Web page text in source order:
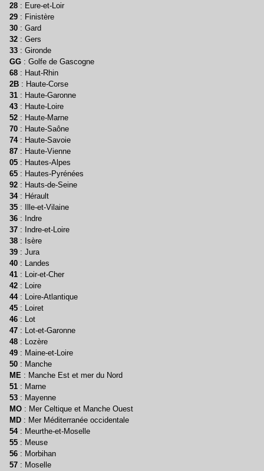
28 : Eure-et-Loir
29 : Finistère
30 : Gard
32 : Gers
33 : Gironde
GG : Golfe de Gascogne
68 : Haut-Rhin
2B : Haute-Corse
31 : Haute-Garonne
43 : Haute-Loire
52 : Haute-Marne
70 : Haute-Saône
74: Haute-Savoie
87 : Haute-Vienne
05 : Hautes-Alpes
65 : Hautes-Pyrénées
92 : Hauts-de-Seine
34: Hérault
35 : Ille-et-Vilaine
36 : Indre
37 : Indre-et-Loire
38 : Isère
39 : Jura
40 : Landes
41 : Loir-et-Cher
42 : Loire
44: Loire-Atlantique
45 : Loiret
46 : Lot
47 : Lot-et-Garonne
48 : Lozère
49 : Maine-et-Loire
50 : Manche
ME : Manche Est et mer du Nord
51 : Marne
53 : Mayenne
MO : Mer Celtique et Manche Ouest
MD : Mer Méditerranée occidentale
54: Meurthe-et-Moselle
55 : Meuse
56 : Morbihan
57 : Moselle